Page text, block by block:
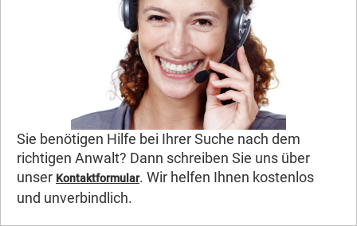
Sie benötigen Hilfe bei Ihrer Suche nach dem
richtigen Anwalt? Dann schreiben Sie uns über
unser Kontaktformular. Wir helfen Ihnen kostenlos
und unverbindlich.